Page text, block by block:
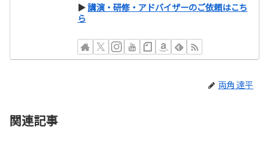
▶講演・研修・アドバイザーのご依頼はこち
ら
両角 達平
関連記事